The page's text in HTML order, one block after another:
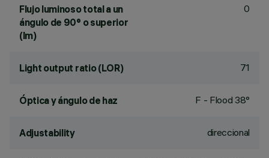
Flujo luminoso total a un
ángulo de 90° o superior
(lm)
0
Light output ratio (LOR) 71
Óptica y ángulo de haz F - Flood 38°
Adjustability direccional